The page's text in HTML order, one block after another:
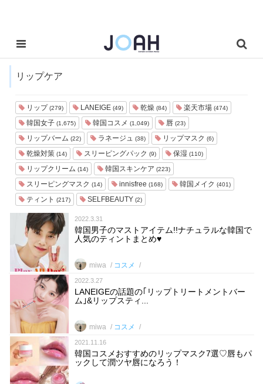
リップケア
リップ(279) LANEIGE (49) 乾燥 (84) 楽天市場 (474)
韓国女子 (1,675) 韓国コスメ (1,049) 唇 (23)
リップバーム (22) ラネージュ (38) リップマスク (6)
乾燥対策 (14) スリーピングパック (9) 保湿 (110)
リップクリーム (14) 韓国スキンケア (223)
スリーピングマスク (14) innisfree (168) 韓国メイク (401)
ティント (217) SELFBEAUTY (2)
2022.3.31
韓国男子のマストアイテム!!ナチュラルな韓国で
人気のティントまとめ♥
miwa コスメ
2022.3.27
LANEIGEの話題の｢リップトリートメントバー
ム｣&リップスティ...
miwa コスメ
2021.11.16
韓国コスメおすすめのリップマスク7選♡唇もパ
ックして潤ツヤ唇になろう！